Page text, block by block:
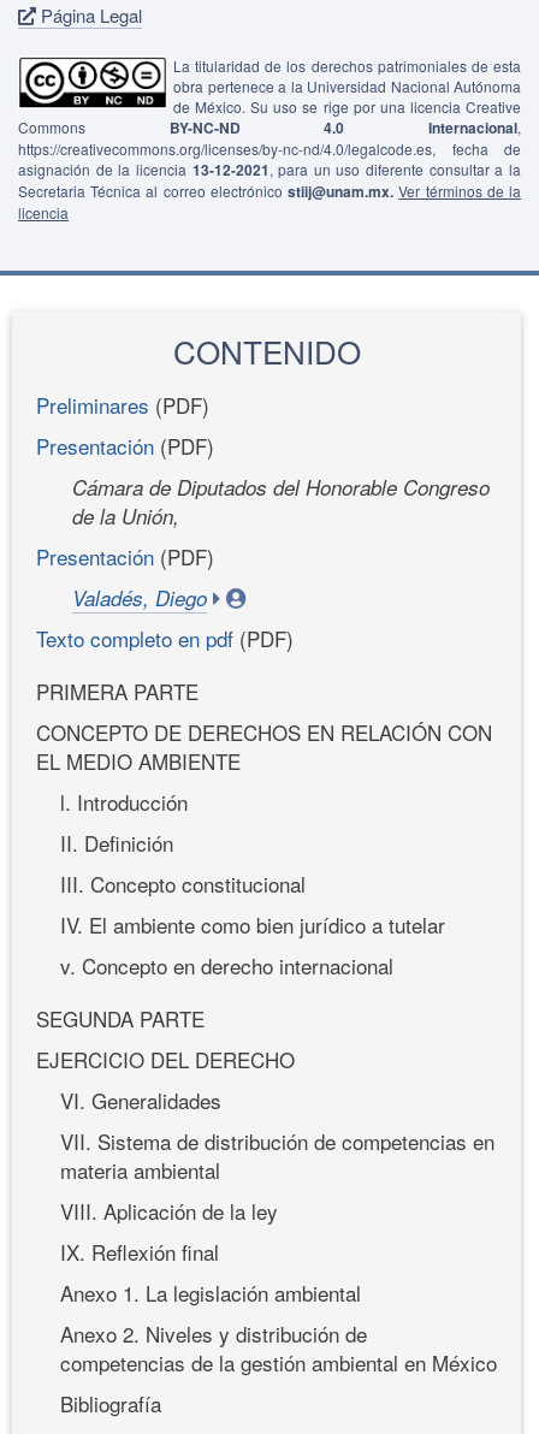
Página Legal
La titularidad de los derechos patrimoniales de esta
obra pertenece a la Universidad Nacional Autónoma
de México. Su uso se rige por una licencia Creative
Commons BY-NC-ND 4.0 Internacional,
https://creativecommons.org/licenses/by-nc-nd/4.0/legalcode.es, fecha de
asignación de la licencia 13-12-2021, para un uso diferente consultar a la
Secretaria Técnica al correo electrónicostiij@unam.mx. Ver términos de la
licencia
CONTENIDO
Preliminares (PDF)
Presentación (PDF)
Cámara de Diputados del Honorable Congreso
de la Unión,
Presentación (PDF)
Valadés, Diego
Texto completo en pdf (PDF)
PRIMERA PARTE
CONCEPTO DE DERECHOS EN RELACIÓN CON
EL MEDIO AMBIENTE
l. Introducción
II. Definición
III. Concepto constitucional
IV. El ambiente como bien jurídico a tutelar
v. Concepto en derecho internacional
SEGUNDA PARTE
EJERCICIO DEL DERECHO
VI. Generalidades
VII. Sistema de distribución de competencias en
materia ambiental
VIII. Aplicación de la ley
IX. Reflexión final
Anexo 1. La legislación ambiental
Anexo 2. Niveles y distribución de
competencias de la gestión ambiental en México
Bibliografía